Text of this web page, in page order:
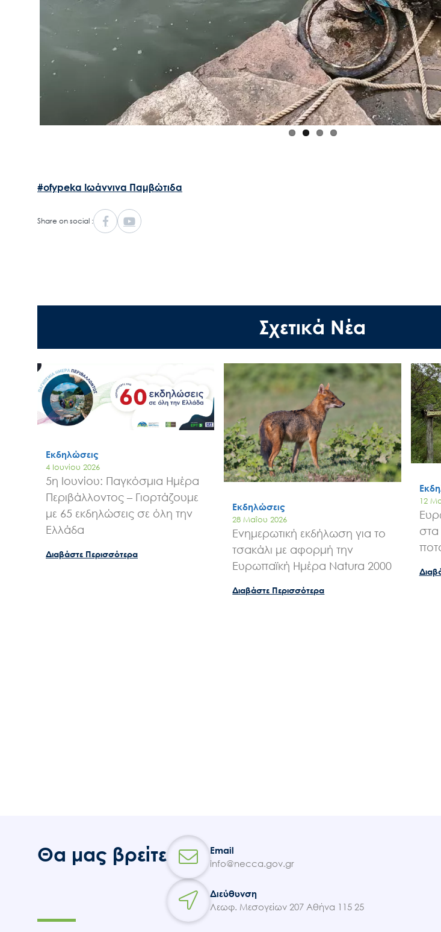
#ofypekaΙωάννιναΠαμβώτιδα
Share on social :
Σχετικά Νέα
Εκδηλώσεις
4 Ιουνίου 2026
5η Ιουνίου: Παγκόσμια Ημέρα
Περιβάλλοντος – Γιορτάζουμε
με 65 εκδηλώσεις σε όλη την
Ελλάδα
Διαβάστε Περισσότερα
Εκδηλώσεις
28 Μαΐου 2026
Ενημερωτική εκδήλωση για το
τσακάλι με αφορμή την
Ευρωπαϊκή Ημέρα Natura 2000
Διαβάστε Περισσότερα
12
στα
Θα μας βρείτε
Email
info@necca.gov.gr
Διεύθυνση
Λεωφ. Μεσογείων 207 Αθήνα 115 25